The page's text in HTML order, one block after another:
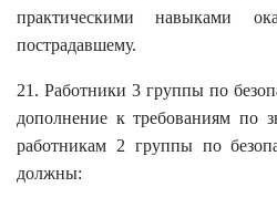
практическими навыками
пострадавшему.
21. Работники 3 группы по
дополнение к требованиям по
работникам 2 группы по
должны: